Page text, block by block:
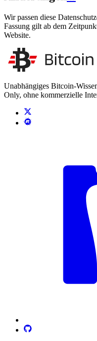
Wir passen diese
Fassung gilt ab dem
Website.
Unabhängiges Bitcoin-
Only, ohne kommerzielle